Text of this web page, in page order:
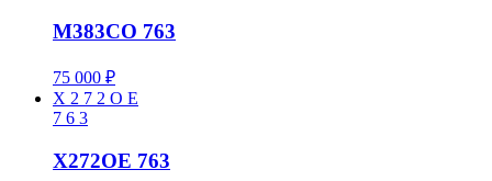
M383CO 763
75 000 ₽
X 2 7 2 O E
7 6 3
X272OE 763